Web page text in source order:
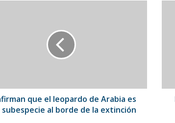
que el leopardo de Arabia es
subespecie al borde de la extinción
para